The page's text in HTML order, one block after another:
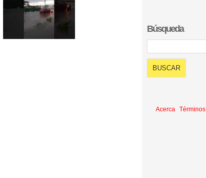
Búsqueda
Acerca Términos